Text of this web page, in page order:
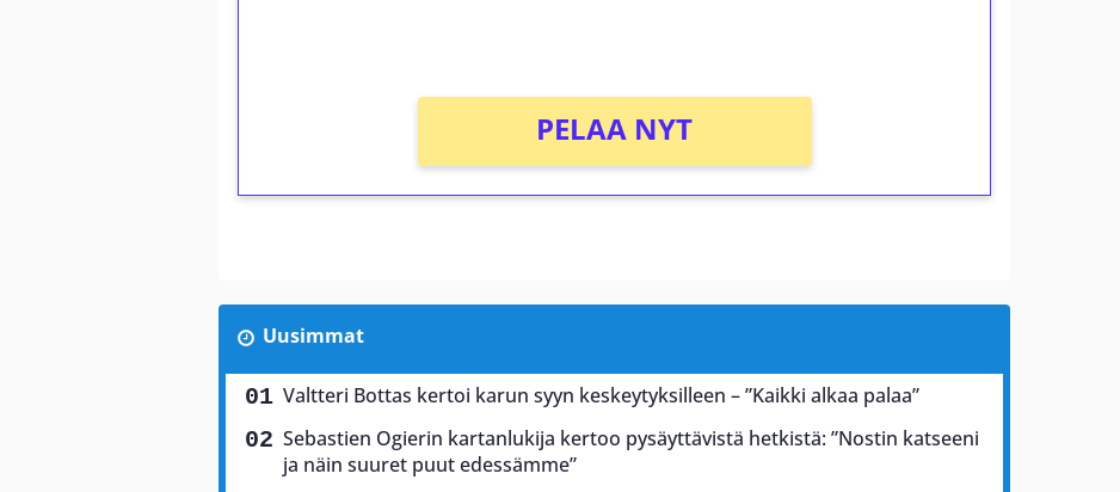
PELAA NYT
Uusimmat
Valtteri Bottas kertoi karun syyn keskeytyksilleen – ”Kaikki alkaa palaa”
Sebastien Ogierin kartanlukija kertoo pysäyttävistä hetkistä: ”Nostin katseeni
ja näin suuret puut edessämme”